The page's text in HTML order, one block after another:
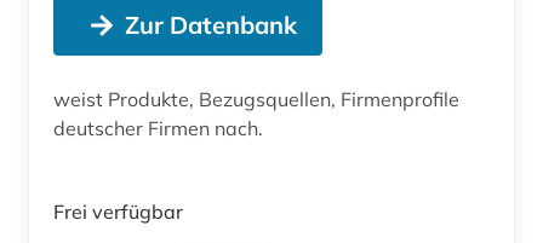
Zur Datenbank
weist Produkte, Bezugsquellen, Firmenprofile
deutscher Firmen nach.
Frei verfügbar